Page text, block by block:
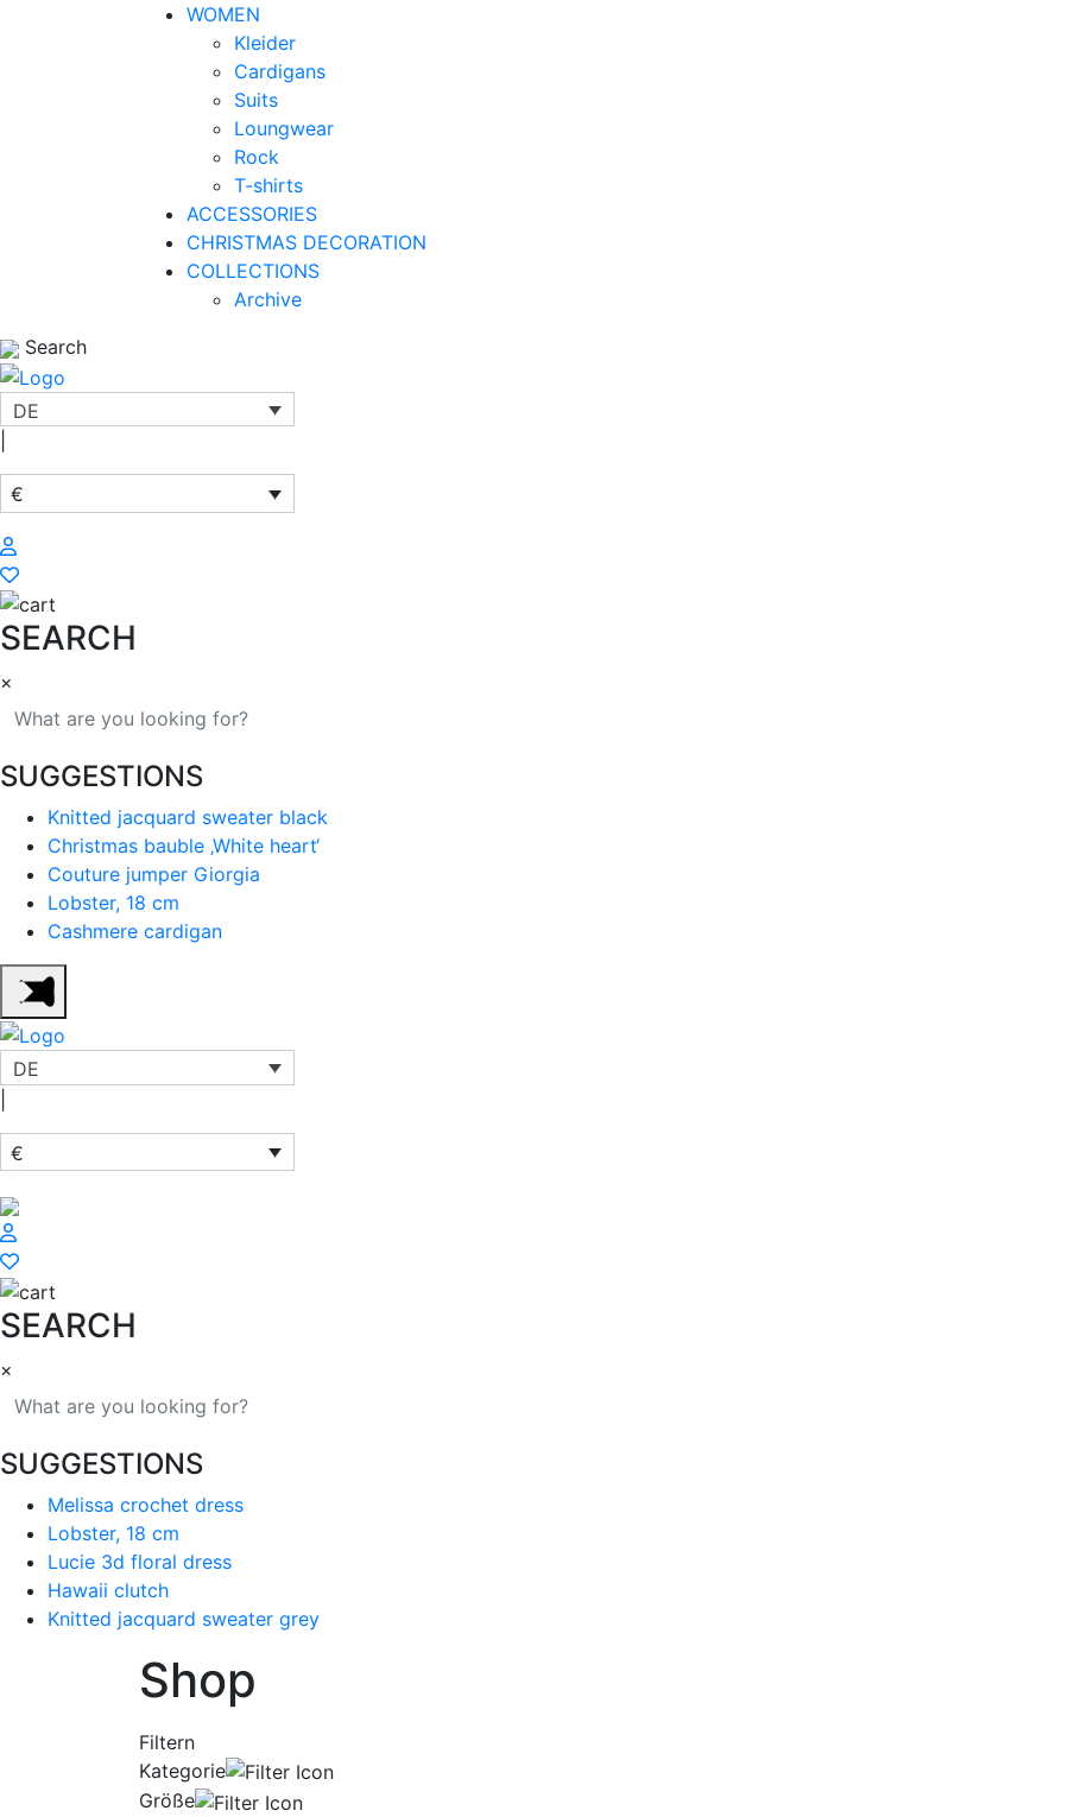
WOMEN
Kleider
Cardigans
Suits
Loungwear
Rock
T-shirts
ACCESSORIES
CHRISTMAS DECORATION
COLLECTIONS
Archive
Search
DE
€
SEARCH
×
SUGGESTIONS
Knitted jacquard sweater black
Christmas bauble ‚White heart‘
Couture jumper Giorgia
Lobster, 18 cm
Cashmere cardigan
DE
€
SEARCH
×
SUGGESTIONS
Melissa crochet dress
Lobster, 18 cm
Lucie 3d floral dress
Hawaii clutch
Knitted jacquard sweater grey
Shop
Filtern
Kategorie
Größe